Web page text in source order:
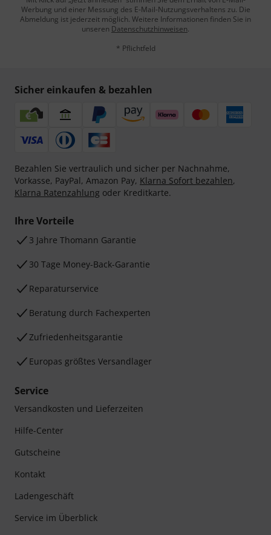
Werbung und einer Messung des E-Mail-Nutzungsverhaltens zu. Die
Abmeldung ist jederzeit möglich. Weitere Informationen finden Sie in
unseren Datenschutzhinweisen.
* Pflichtfeld
Sicher einkaufen & bezahlen
Bezahlen Sie vertraulich und sicher per Nachnahme,
Vorkasse, PayPal, Amazon Pay, Klarna Sofort bezahlen,
Klarna Ratenzahlung oder Kreditkarte.
Ihre Vorteile
3 Jahre Thomann Garantie
30 Tage Money-Back-Garantie
Reparaturservice
Beratung durch Fachexperten
Zufriedenheitsgarantie
Europas größtes Versandlager
Service
Versandkosten und Lieferzeiten
Hilfe-Center
Gutscheine
Kontakt
Ladengeschäft
Service im Überblick